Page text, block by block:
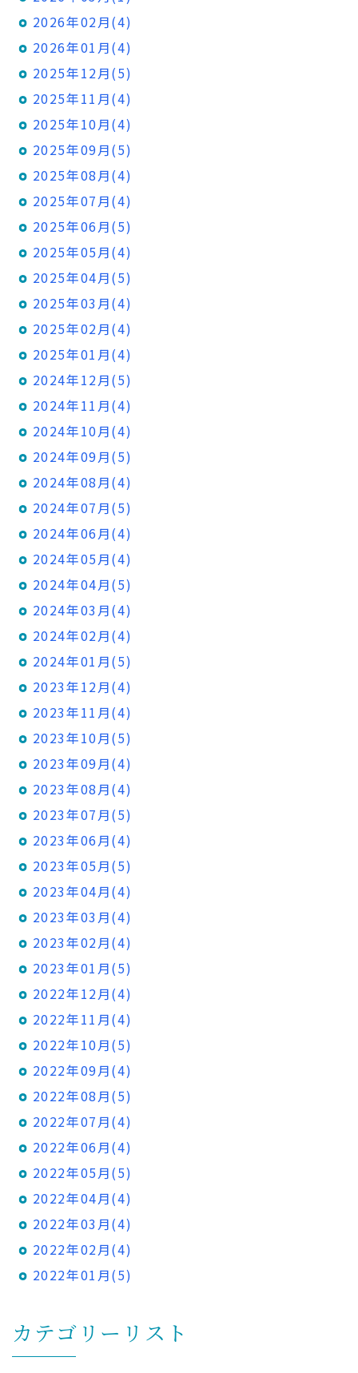
2026年02月(4)
2026年01月(4)
2025年12月(5)
2025年11月(4)
2025年10月(4)
2025年09月(5)
2025年08月(4)
2025年07月(4)
2025年06月(5)
2025年05月(4)
2025年04月(5)
2025年03月(4)
2025年02月(4)
2025年01月(4)
2024年12月(5)
2024年11月(4)
2024年10月(4)
2024年09月(5)
2024年08月(4)
2024年07月(5)
2024年06月(4)
2024年05月(4)
2024年04月(5)
2024年03月(4)
2024年02月(4)
2024年01月(5)
2023年12月(4)
2023年11月(4)
2023年10月(5)
2023年09月(4)
2023年08月(4)
2023年07月(5)
2023年06月(4)
2023年05月(5)
2023年04月(4)
2023年03月(4)
2023年02月(4)
2023年01月(5)
2022年12月(4)
2022年11月(4)
2022年10月(5)
2022年09月(4)
2022年08月(5)
2022年07月(4)
2022年06月(4)
2022年05月(5)
2022年04月(4)
2022年03月(4)
2022年02月(4)
2022年01月(5)
カテゴリーリスト